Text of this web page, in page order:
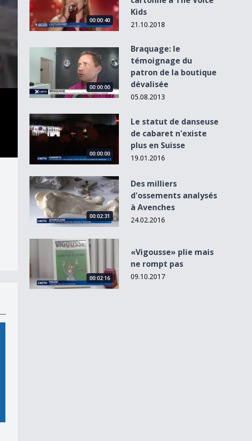
00:00:40
Kids
21.10.2018
Braquage: le témoignage du patron de la boutique dévalisée
00:00:00
Braquage: le
témoignage du
patron de la boutique
dévalisée
05.08.2013
Le statut de danseuse de cabaret n&#039;existe plus en
00:00:00
Le statut de danseuse
de cabaret n'existe
plus en Suisse
19.01.2016
Des milliers d&#039;ossements analysés à Avenches
00:02:31
Des milliers
d'ossements analysés
à Avenches
24.02.2016
«Vigousse» plie mais ne rompt pas
00:02:16
«Vigousse» plie mais
ne rompt pas
09.10.2017